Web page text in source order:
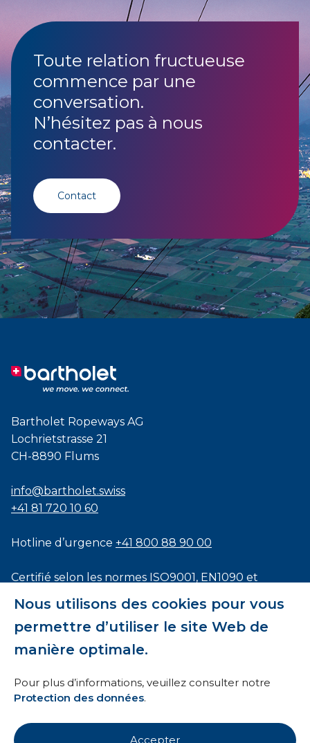
Nous utilisons des cookies pour vous
permettre d’utiliser le site Web de
manière optimale.
Pour plus d’informations, veuillez consulter notre
Protection des données.
Accepter
Toute relation fructueuse
commence par une
conversation.
N’hésitez pas à nous
contacter.
Contact
Bartholet Ropeways AG
Lochrietstrasse 21
CH-8890 Flums
info@bartholet.swiss
+41 81 720 10 60
Hotline d’urgence +41 800 88 90 00
Certifié selon les normes ISO9001, EN1090 et
Conditions générales
Mentions légales